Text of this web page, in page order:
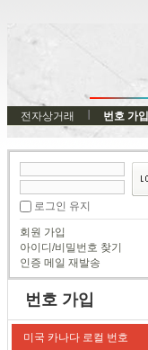
전자상거래 번호 가입
로그인 유지
회원 가입
아이디/비밀번호 찾기
인증 메일 재발송
번호 가입
미국 카나다 로컬 번호